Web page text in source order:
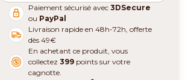
Paiement sécurisé avec3DSecure
ou PayPal
Livraison rapide en 48h-72h, offerte
dès 49€
En achetant ce produit, vous
collectez399 points sur votre
cagnotte.